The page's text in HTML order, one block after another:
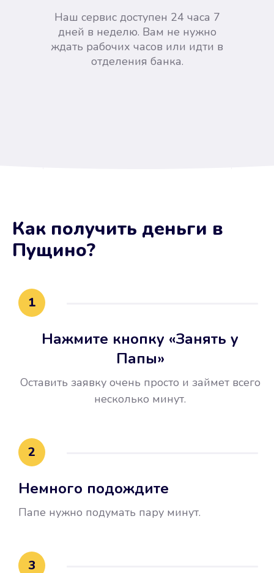
Наш сервис доступен 24 часа 7
дней в неделю. Вам не нужно
ждать рабочих часов или идти в
отделения банка.
Не потребовались справки, залоги
и поручители. Папа вам доверяет.
воспользовались бесплатной
это открыло новые возможности в
Как получить деньги в
Пущино?
1
Нажмите кнопку «Занять у
Папы»
Оставить заявку очень просто и займет всего
несколько минут.
2
Немного подождите
Папе нужно подумать пару минут.
3